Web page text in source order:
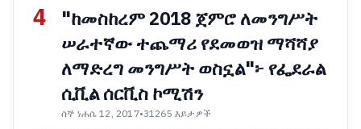
4
"ከመስከረም 2018 ጀምሮ ለመንግሥት
ሠራተኛው ተጨማሪ የደመወዝ ማሻሻያ
ለማድረግ መንግሥት ወስኗል"፦ የፌደራል
ሲቪል ሰርቪስ ኮሚሽን
ሰኞ ነሐሴ 12, 2017•31265 እይታዎች